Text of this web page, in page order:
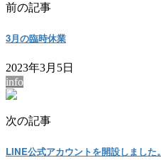
前の記事
3月の臨時休業
2023年3月5日
info
次の記事
LINE公式アカウントを開設しました。